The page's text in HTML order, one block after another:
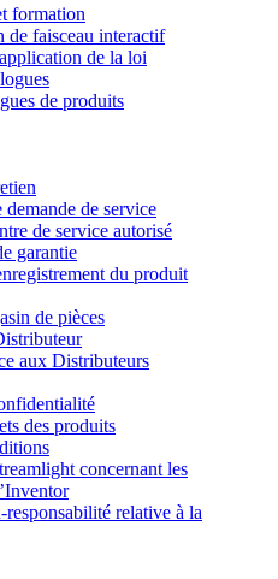
formation
de faisceau interactif
de la loi
de produits
demande de service
de service autorisé
garantie
du produit
de pièces
aux Distributeurs
des produits
concernant les
responsabilité relative à la